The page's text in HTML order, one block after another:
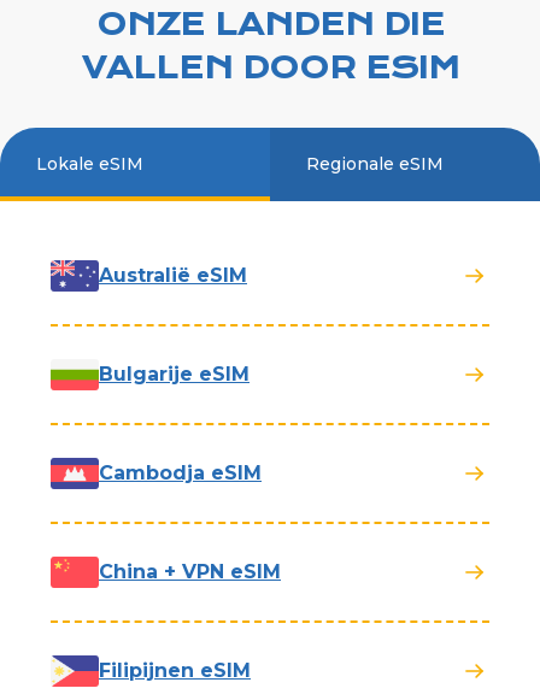
ONZE LANDEN DIE
VALLEN DOOR ESIM
Lokale eSIM Regionale eSIM
Australië eSIM
Bulgarije eSIM
Cambodja eSIM
China + VPN eSIM
Filipijnen eSIM